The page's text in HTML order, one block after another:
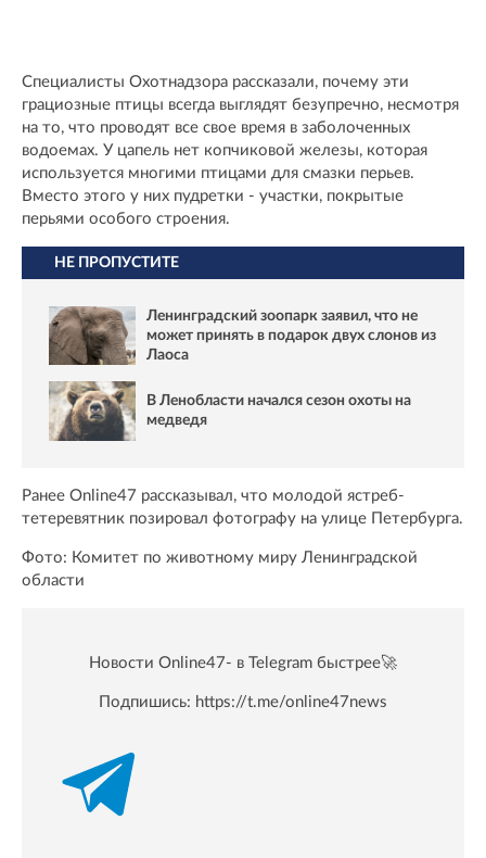
Специалисты Охотнадзора рассказали, почему эти
грациозные птицы всегда выглядят безупречно, несмотря
на то, что проводят все свое время в заболоченных
водоемах. У цапель нет копчиковой железы, которая
используется многими птицами для смазки перьев.
Вместо этого у них пудретки - участки, покрытые
перьями особого строения.
НЕ ПРОПУСТИТЕ
Ленинградский зоопарк заявил, что не
может принять в подарок двух слонов из
Лаоса
В Ленобласти начался сезон охоты на
медведя
Ранее Online47 рассказывал, что молодой ястреб-
тетеревятник позировал фотографу на улице Петербурга.
Фото: Комитет по животному миру Ленинградской
области
Новости Online47- в Telegram быстрее🚀
Подпишись: https://t.me/online47news